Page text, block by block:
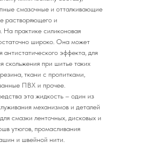
смазочные и отталкивающие
растворяющего и
практике силиконовая
широко. Она может
антистатического эффекта, для
скольжения при шитье таких
ткани с пропитками,
ПВХ и прочее.
эта жидкость – один из
механизмов и деталей
смазки ленточных, дисковых и
утюгов, промасливания
и швейной нити.